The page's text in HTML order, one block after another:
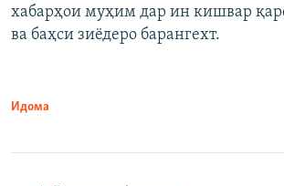
720p 1080p
хабарҳои муҳим дар ин кишвар
ва баҳси зиёдеро барангехт.
Идома